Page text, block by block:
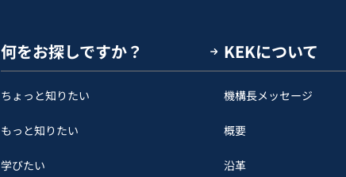
何をお探しですか？
ちょっと知りたい
もっと知りたい
学びたい
KEKについて
機構長メッセージ
概要
沿革